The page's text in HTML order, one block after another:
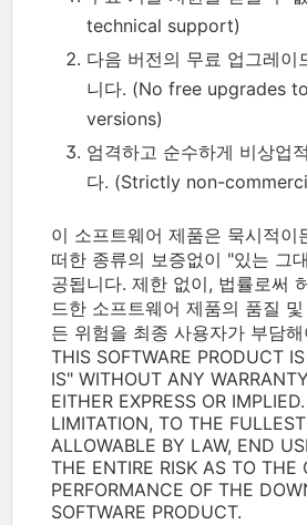
technical support)
다음 버전의 무료 업그레이
니다. (No free upgrades
versions)
엄격하고 순수하게 비상업
다. (Strictly non-
이 소프트웨어 제품은 묵시적이
떠한 종류의 보증없이 "있는 그
공됩니다. 제한 없이, 법률로써
드한 소프트웨어 제품의 품질
든 위험을 최종 사용자가 부담
THIS SOFTWARE PRODUCT
IS" WITHOUT ANY
EITHER EXPRESS OR
LIMITATION, TO THE
ALLOWABLE BY LAW, END
THE ENTIRE RISK AS TO THE
PERFORMANCE OF THE
SOFTWARE PRODUCT.